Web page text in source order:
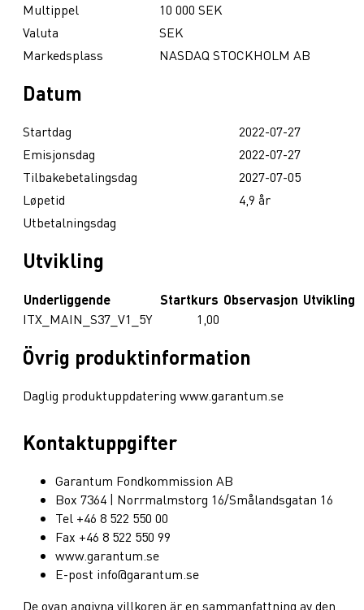
Multippel
10 000 SEK
Valuta
SEK
Markedsplass
NASDAQ STOCKHOLM AB
Datum
Startdag
2022-07-27
Emisjonsdag
2022-07-27
Tilbakebetalingsdag
2027-07-05
Løpetid
4,9 år
Utbetalningsdag
Utvikling
Underliggende Startkurs Observasjon Utvikling
ITX_MAIN_S37_V1_5Y
1,00
Övrig produktinformation
Daglig produktuppdatering www.garantum.se
Kontaktuppgifter
Garantum Fondkommission AB
Box 7364 | Norrmalmstorg 16/Smålandsgatan 16
Tel +46 8 522 550 00
Fax +46 8 522 550 99
www.garantum.se
E-post info@garantum.se
De ovan angivna villkoren är en sammanfattning av den